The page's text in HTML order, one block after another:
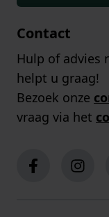
Contact
Hulp of advies
helpt u graag!
Bezoek onze
vraag via het